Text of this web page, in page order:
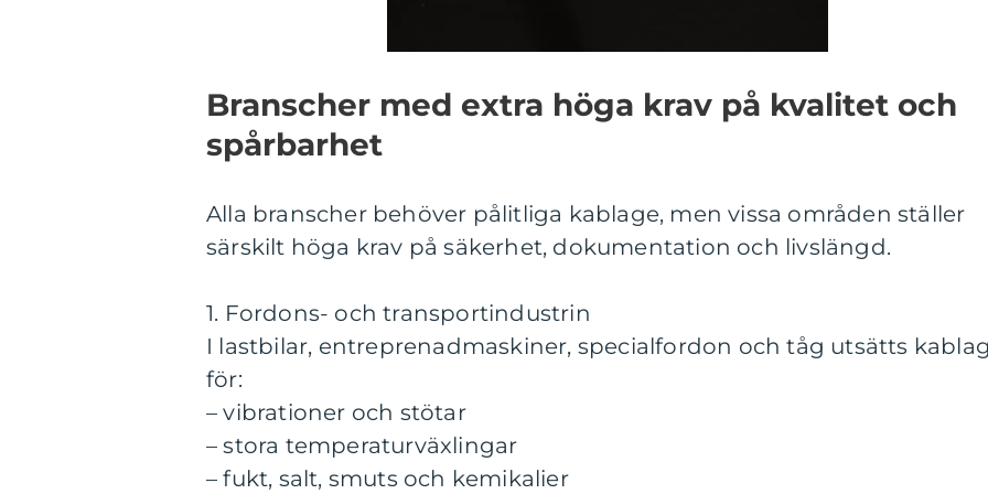
Branscher med extra höga krav på kvalitet och
spårbarhet
Alla branscher behöver pålitliga kablage, men vissa områden ställer
särskilt höga krav på säkerhet, dokumentation och livslängd.
1. Fordons- och transportindustrin
I lastbilar, entreprenadmaskiner, specialfordon och tåg utsätts
för:
– vibrationer och stötar
– stora temperaturväxlingar
– fukt, salt, smuts och kemikalier